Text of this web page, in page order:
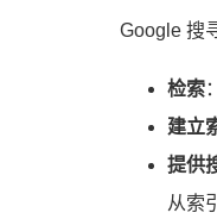
Google 搜
检索
建立
提供
从索